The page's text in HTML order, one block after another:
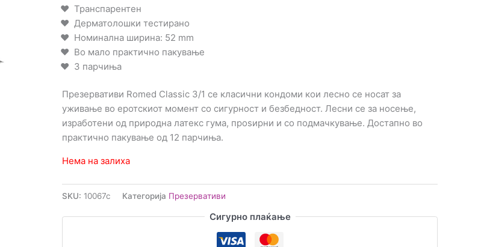
Транспарентен
Дерматолошки тестирано
Номинална ширина: 52 mm
Во мало практично пакување
3 парчиња
Презервативи Romed Classic 3/1 се класични кондоми кои лесно се носат за
уживање во еротскиот момент со сигурност и безбедност. Лесни се за носење,
изработени од природна латекс гума, проѕирни и со подмачкување. Достапно во
практично пакување од 12 парчиња.
Нема на залиха
SKU: 10067c Категорија Презервативи
Сигурно плаќање